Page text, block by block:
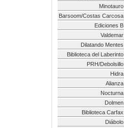
Minotauro
Barsoom/Costas Carcosa
Ediciones B
Valdemar
Dilatando Mentes
Biblioteca del Laberinto
PRH/Debolsillo
Hidra
Alianza
Nocturna
Dolmen
Biblioteca Carfax
Diábolo